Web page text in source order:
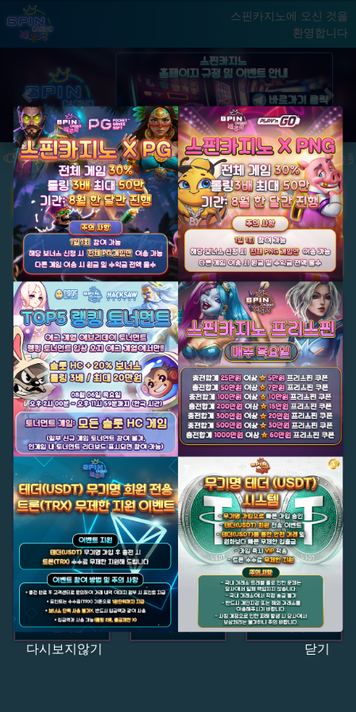
다시보지않기 닫기
스핀카지노에 오신 것을
환영합니다
게임
Previous
Next
★ 국내 최초, 국내 슬